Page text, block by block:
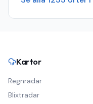
Kartor
Regnradar
Blixtradar